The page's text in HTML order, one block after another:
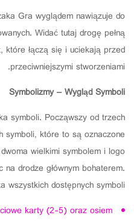
Gra wyglądem nawiązuje do
Widać tutaj drogę pełną
które łączą się i uciekają przed
przeciwniejszymi stworzeniami.
Symbolizmy – Wygląd Symboli
symboli. Począwszy od trzech
symboli, które to są oznaczone
wielkimi symbolem i logo
drodze głównym bohaterem.
wszystkich dostępnych symboli:
karty (2-5) oraz osiem